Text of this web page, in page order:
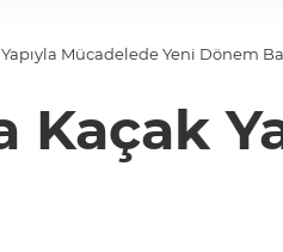
Mücadelede Yeni Dönem
Kaçak